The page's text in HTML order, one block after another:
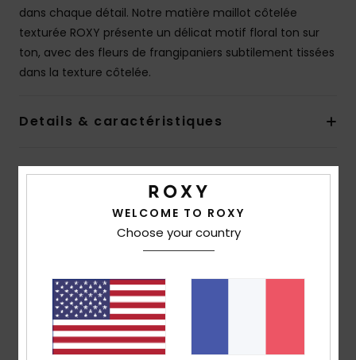
dans chaque détail. Notre matière maillot côtelée
texturée ROXY présente un délicat motif floral ton sur
ton, avec des fleurs de frangipaniers subtilement tissées
dans la texture côtelée.
Details & caractéristiques
Livraison & Retours
Note moyenne
2.0
WELCOME TO ROXY
Choose your country